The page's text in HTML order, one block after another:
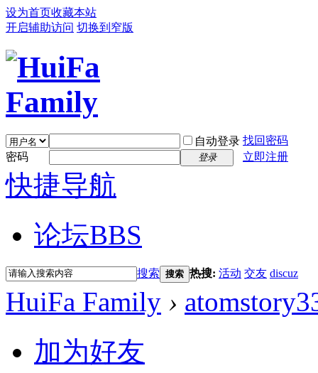
设为首页收藏本站
开启辅助访问 切换到窄版
自动登录 找回密码
密码
登录 立即注册
快捷导航
论坛BBS
搜索 搜索 热搜: 活动 交友 discuz
HuiFa Family ›
加为好友